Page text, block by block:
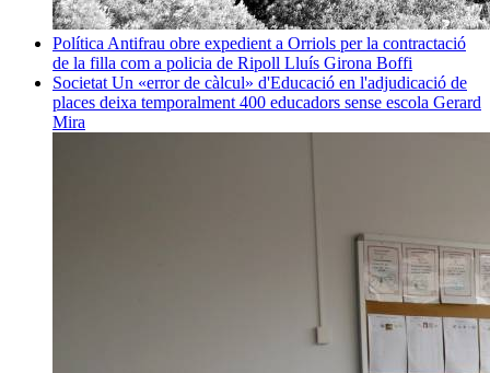
Política Antifrau obre expedient a Orriols per la contractació
de la filla com a policia de Ripoll Lluís Girona Boffi
Societat Un «error de càlcul» d'Educació en l'adjudicació de
places deixa temporalment 400 educadors sense escola Gerard
Mira